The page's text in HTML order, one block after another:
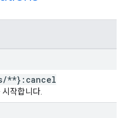
/**}:cancel
작합니다.